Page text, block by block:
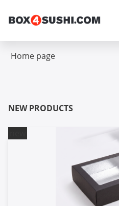
Home page
NEW PRODUCTS